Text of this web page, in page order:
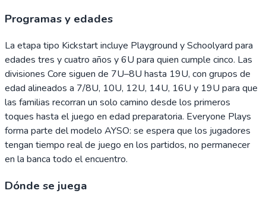
Programas y edades
La etapa tipo Kickstart incluye Playground y Schoolyard para
edades tres y cuatro años y 6U para quien cumple cinco. Las
divisiones Core siguen de 7U–8U hasta 19U, con grupos de
edad alineados a 7/8U, 10U, 12U, 14U, 16U y 19U para que
las familias recorran un solo camino desde los primeros
toques hasta el juego en edad preparatoria. Everyone Plays
forma parte del modelo AYSO: se espera que los jugadores
tengan tiempo real de juego en los partidos, no permanecer
en la banca todo el encuentro.
Dónde se juega